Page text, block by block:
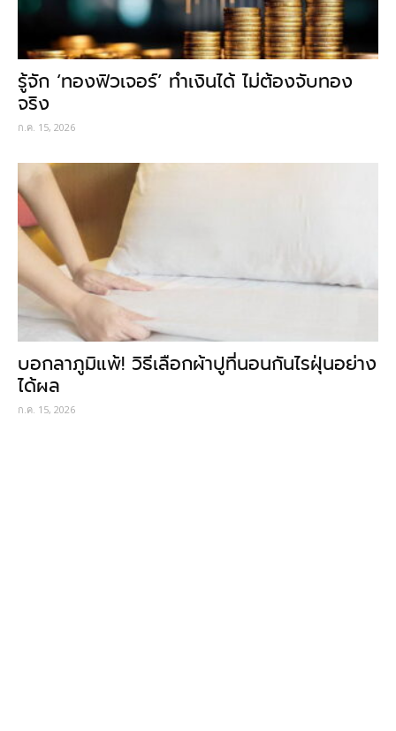
รู้จัก ‘ทองฟิวเจอร์’ ทำเงินได้ ไม่ต้องจับทอง
จริง
ก.ค. 15, 2026
บอกลาภูมิแพ้! วิธีเลือกผ้าปูที่นอนกันไรฝุ่นอย่าง
ได้ผล
ก.ค. 15, 2026